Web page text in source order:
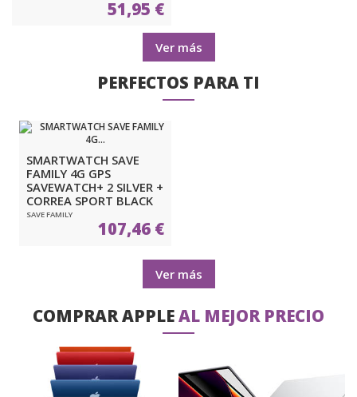
51,95 €
Ver más
PERFECTOS PARA TI
SMARTWATCH SAVE
FAMILY 4G GPS
SAVEWATCH+ 2 SILVER +
CORREA SPORT BLACK
SAVE FAMILY
107,46 €
Ver más
COMPRAR APPLEAL MEJOR PRECIO